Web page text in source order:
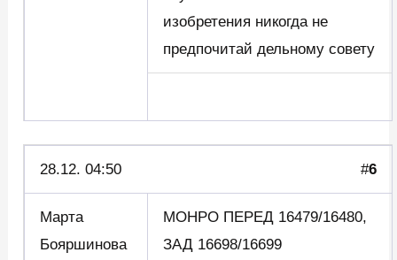
изобретения никогда не
предпочитай дельному совету
28.12. 04:50 #6
Марта
Бояршинова
МОНРО ПЕРЕД 16479/16480,
ЗАД 16698/16699